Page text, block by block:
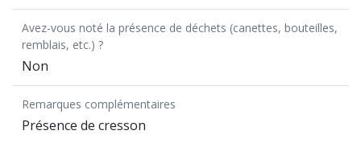
Avez-vous noté la présence de déchets (canettes, bouteilles,
remblais, etc.) ?
Non
Remarques complémentaires
Présence de cresson